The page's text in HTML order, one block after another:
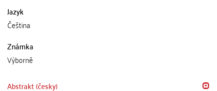
Jazyk
Čeština
Známka
Výborně
Abstrakt (česky)